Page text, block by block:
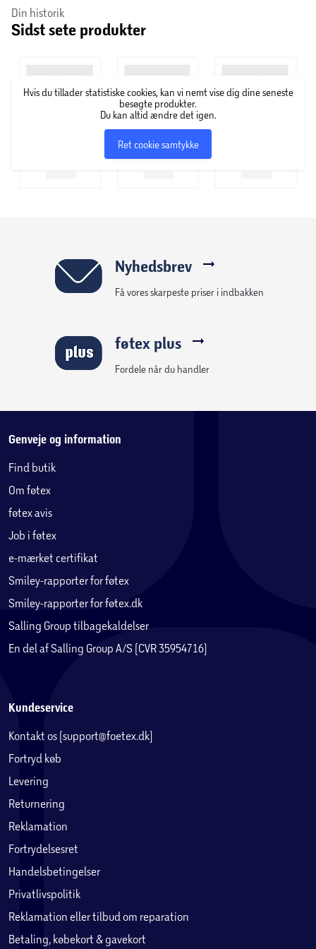
leveres med et lille, enkelt installationsværktøj, der gør det
så nemt at sætte ringene på linserne, at de fleste kan gøre
Din historik
Sidst sete produkter
Hvis du tillader statistiske cookies, kan vi nemt vise dig dine seneste
besøgte produkter.
Du kan altid ændre det igen.
Ret cookie samtykke
Nyhedsbrev
Få vores skarpeste priser i indbakken
føtex plus
Fordele når du handler
Genveje og information
Find butik
Om føtex
føtex avis
Job i føtex
e-mærket certifikat
Smiley-rapporter for føtex
Smiley-rapporter for føtex.dk
Salling Group tilbagekaldelser
En del af Salling Group A/S (CVR 35954716)
Kundeservice
Kontakt os (support@foetex.dk)
Fortryd køb
Levering
Returnering
Reklamation
Fortrydelsesret
Handelsbetingelser
Privatlivspolitik
Reklamation eller tilbud om reparation
Betaling, købekort & gavekort